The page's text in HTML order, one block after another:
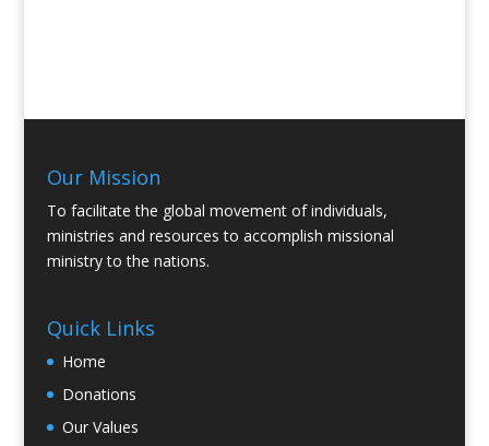
Our Mission
To facilitate the global movement of individuals,
ministries and resources to accomplish missional
ministry to the nations.
Quick Links
Home
Donations
Our Values